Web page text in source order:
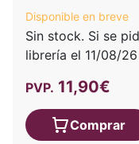
Disponible en breve
Sin stock. Si se
librería el 11/08/26
PVP. 11,90€
Comprar